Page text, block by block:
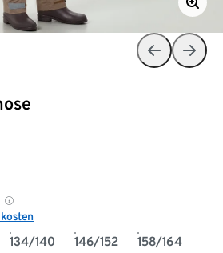
134/140 146/152 158/164